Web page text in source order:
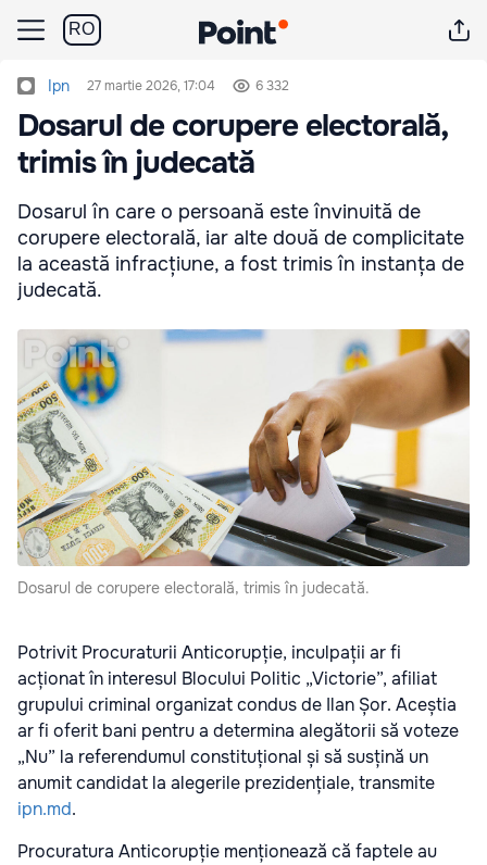
RO
Ipn 27 martie 2026, 17:04 6 332
Dosarul de corupere electorală,
trimis în judecată
Dosarul în care o persoană este învinuită de
corupere electorală, iar alte două de complicitate
la această infracțiune, a fost trimis în instanța de
judecată.
Dosarul de corupere electorală, trimis în judecată.
Potrivit Procuraturii Anticorupție, inculpații ar fi
acționat în interesul Blocului Politic „Victorie”, afiliat
grupului criminal organizat condus de Ilan Șor. Aceștia
ar fi oferit bani pentru a determina alegătorii să voteze
„Nu” la referendumul constituțional și să susțină un
anumit candidat la alegerile prezidențiale, transmite
ipn.md.
Procuratura Anticorupție menționează că faptele au